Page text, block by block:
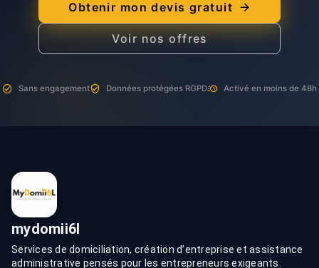
Obtenir mon devis gratuit
Voir nos offres
Sans engagement Données protégées RGPD Activé en moins de 48h
mydomii6l
Services de domiciliation, création d’entreprise et assistance
administrative pensés pour les entrepreneurs exigeants.